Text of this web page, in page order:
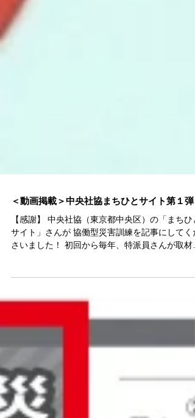
＜動画掲載＞中央社協まちひとサイト第１弾
サイト」さんが 協働型災害訓練を記事にしてくだ
てくださっています。 今後も続けていくために再
構成して記事にしてくださるのは有難いことで
す。 いつもありがとうございます！...